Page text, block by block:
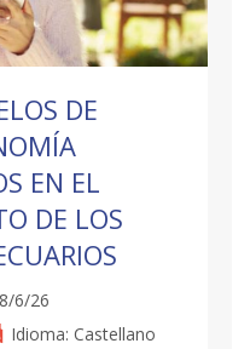
DE
EN EL
DE LOS
6/26
Idioma: Castellano